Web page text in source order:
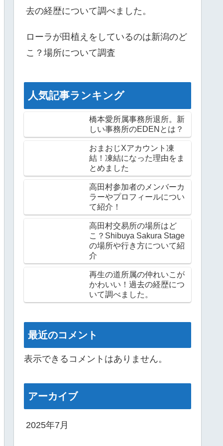
去の経歴について調べました。
ローラが田植えをしているのは新潟のど
こ？場所について調査
人気記事ランキング
橋本愛所属事務所退所。新
しい事務所のEDENとは？
おまおじXアカウント凍
結！凍結になった理由をま
とめました
高田村参加者のメンバーカ
ラーやプロフィールについ
て紹介！
高田村交易所の場所はど
こ？Shibuya Sakura Stage
の場所や行き方について紹
介
再生の道所属の仲れいこが
かわいい！過去の経歴につ
いて調べました。
最近のコメント
表示できるコメントはありません。
アーカイブ
2025年7月